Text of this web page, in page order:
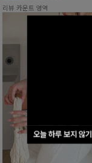
오늘 하루 보지 않기
리뷰 카운트 영역